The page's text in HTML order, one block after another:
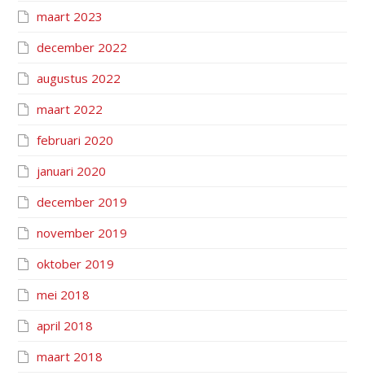
maart 2023
december 2022
augustus 2022
maart 2022
februari 2020
januari 2020
december 2019
november 2019
oktober 2019
mei 2018
april 2018
maart 2018